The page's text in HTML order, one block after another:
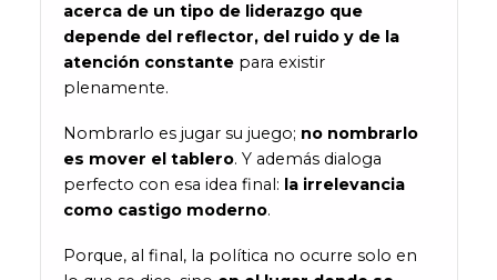
acerca de un tipo de liderazgo que
depende del reflector, del ruido y de la
atención constantepara existir
plenamente.
Nombrarlo es jugar su juego; no nombrarlo
es mover el tablero. Y además dialoga
perfecto con esa idea final: la irrelevancia
como castigo moderno.
Porque, al final, la política no ocurre solo en